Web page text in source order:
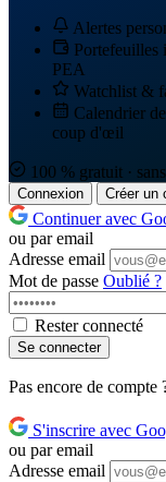
Alertes
Portefeuilles
PEA
Watchlist &
Calendrier
coup d'œil
100 % gratuit ·
Connexion Créer un
Continuer avec
ou par email
Adresse email
Mot de passe Oublié ?
Rester connecté
Se connecter
Pas encore de compte
S'inscrire avec
ou par email
Adresse email